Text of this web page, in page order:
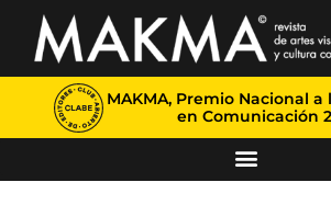
MAKMA, Premio Nacional a
en Comunicación